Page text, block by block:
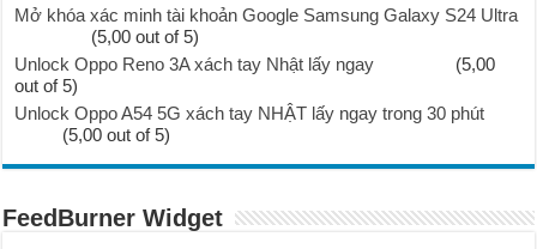
Mở khóa xác minh tài khoản Google Samsung Galaxy S24 Ultra
(5,00 out of 5)
Unlock Oppo Reno 3A xách tay Nhật lấy ngay
(5,00
out of 5)
Unlock Oppo A54 5G xách tay NHẬT lấy ngay trong 30 phút
(5,00 out of 5)
FeedBurner Widget